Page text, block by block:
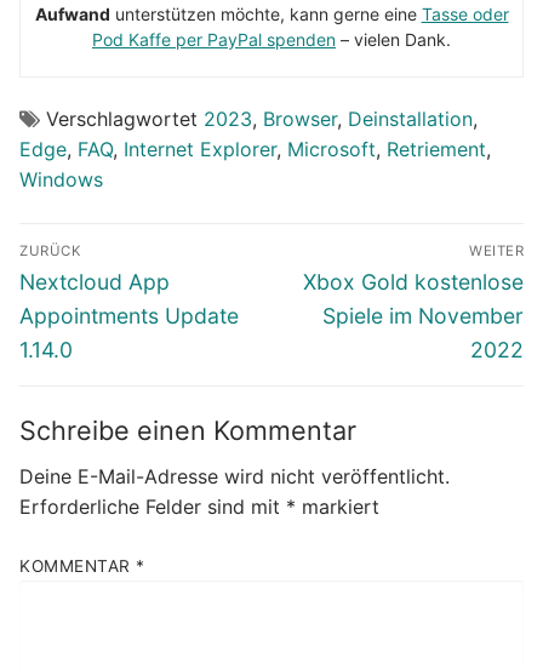
Aufwand unterstützen möchte, kann gerne eine Tasse oder
Pod Kaffe per PayPal spenden – vielen Dank.
Verschlagwortet 2023, Browser, Deinstallation,
Edge, FAQ, Internet Explorer, Microsoft, Retriement,
Windows
Beitragsnavigation
ZURÜCK
Vorheriger
Beitrag:
Nextcloud App
Appointments Update
1.14.0
WEITER
Nächster
Beitrag:
Xbox Gold kostenlose
Spiele im November
2022
Schreibe einen Kommentar
Deine E-Mail-Adresse wird nicht veröffentlicht.
Erforderliche Felder sind mit * markiert
KOMMENTAR *